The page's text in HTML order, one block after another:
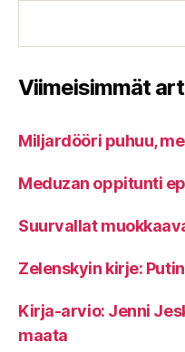
Viimeisimmät
Miljardööri puhuu,
Meduzan oppitunti
Suurvallat
Zelenskyin kirje:
Kirja-arvio: Jenni
maata